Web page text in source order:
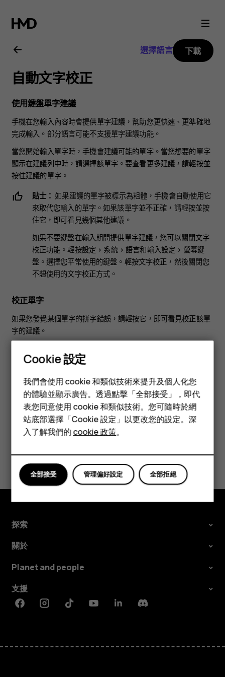
Nokia
X10
用
戶
指
南
智慧型手機
功能型手機
配件
平板電腦
選擇語言 下載
自動文字校正
使用鍵盤單字建議
手機在您輸入內容時會提供單字建議，幫助您更快速、更準確地
完成輸入。部分語言可能不支援單字建議功能。
當您開始輸入單字時，手機會建議可能的單字。當您想要的單字
顯示在建議列中時，請選擇該單字。要查看更多建議，請輕按並
按住建議的單字。
貼士： 如果建議的單字被標示為粗體，手機會自動使用它
來取代您輸入的單字。如果該單字並不正確，請輕按並按
住它，即可看見幾個其他建議。
如果不要鍵盤在輸入期間提供單字建議，您可以關閉文字
校正功能。輕按設定 > 系統>語言和輸入設定 > 螢幕鍵
盤。選擇您平常使用的鍵盤。輕按文字校正 ，然後關閉您
不想使用的文字校正方式。
校正單字
如果您發覺某個單字的拼字錯誤，請輕按它，即可看見校正該單
字的建議。
關閉拼字檢查
用拼字檢查設定為關閉。
您認為這有幫助嗎？
是 否
探索
關於
Planet and people
支援
FacebookInstagramTiktokYoutubeLinkedinDiscord
Cookie 設定
我們會使用 cookie 和類似技術來提升及個人化您
的體驗並顯示廣告。透過點擊「全部接受」，即代
表您同意使用 cookie 和類似技術。您可隨時於網
站底部選擇「Cookie 設定」以更改您的設定。深
入了解我們的cookie 政策。
全部拒絕
管理偏好設定
全部接受